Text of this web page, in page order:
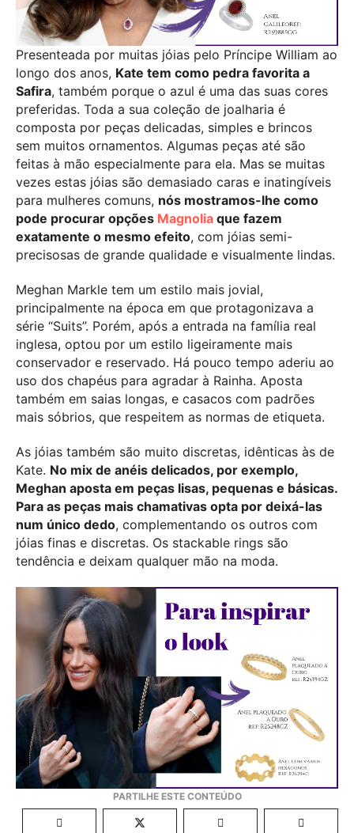
Presenteada por muitas jóias pelo Príncipe William ao
longo dos anos, Kate tem como pedra favorita a
Safira, também porque o azul é uma das suas cores
preferidas. Toda a sua coleção de joalharia é
composta por peças delicadas, simples e brincos
sem muitos ornamentos. Algumas peças até são
feitas à mão especialmente para ela. Mas se muitas
vezes estas jóias são demasiado caras e inatingíveis
para mulheres comuns, nós mostramos-lhe como
pode procurar opções Magnolia que fazem
exatamente o mesmo efeito, com jóias semi-
precisosas de grande qualidade e visualmente lindas.
Meghan Markle tem um estilo mais jovial,
principalmente na época em que protagonizava a
série “Suits”. Porém, após a entrada na família real
inglesa, optou por um estilo ligeiramente mais
conservador e reservado. Há pouco tempo aderiu ao
uso dos chapéus para agradar à Rainha. Aposta
também em saias longas, e casacos com padrões
mais sóbrios, que respeitem as normas de etiqueta.
As jóias também são muito discretas, idênticas às de
Kate. No mix de anéis delicados, por exemplo,
Meghan aposta em peças lisas, pequenas e básicas.
Para as peças mais chamativas opta por deixá-las
num único dedo, complementando os outros com
jóias finas e discretas. Os stackable rings são
tendência e deixam qualquer mão na moda.